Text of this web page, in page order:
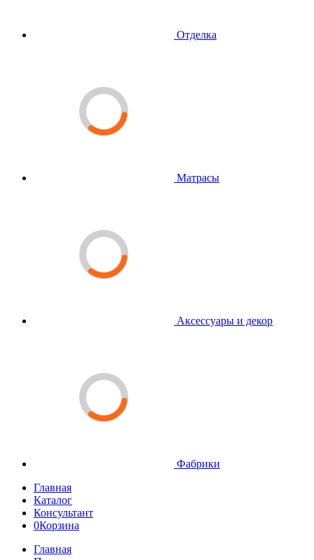
Отделка
Матрасы
Аксессуары и декор
Фабрики
Главная
Каталог
Консультант
0Корзина
Главная